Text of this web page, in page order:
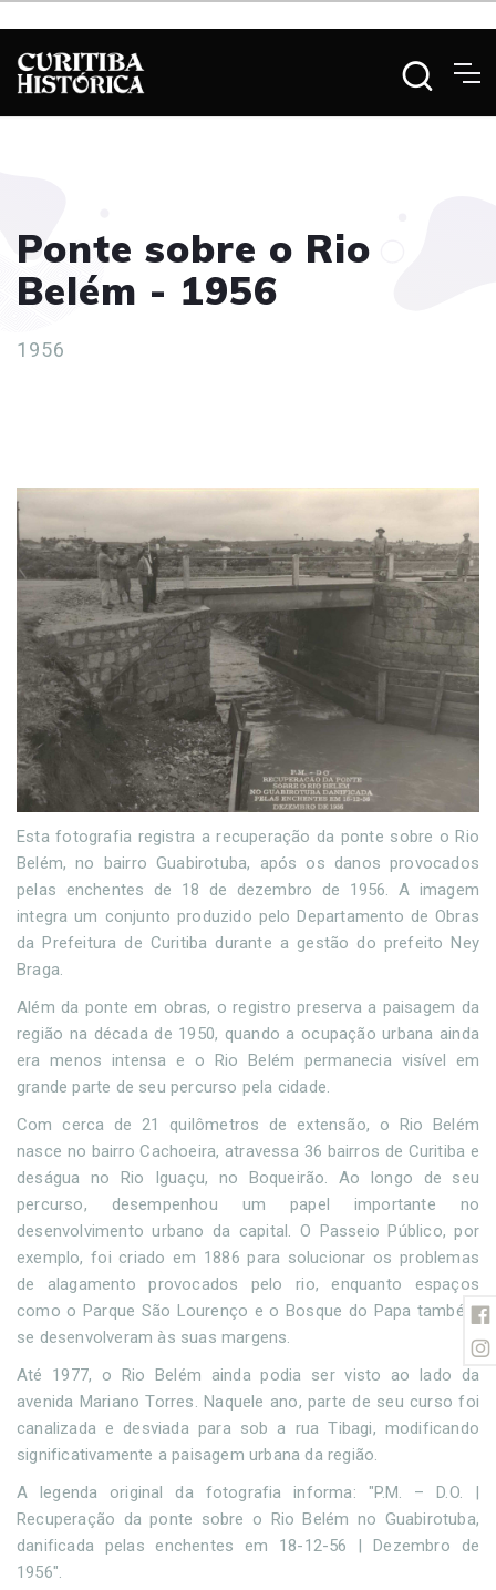
Ponte sobre o Rio
Belém - 1956
1956
Esta fotografia registra a recuperação da ponte sobre o Rio
Belém, no bairro Guabirotuba, após os danos provocados
pelas enchentes de 18 de dezembro de 1956. A imagem
integra um conjunto produzido pelo Departamento de Obras
da Prefeitura de Curitiba durante a gestão do prefeito Ney
Braga.
Além da ponte em obras, o registro preserva a paisagem da
região na década de 1950, quando a ocupação urbana ainda
era menos intensa e o Rio Belém permanecia visível em
grande parte de seu percurso pela cidade.
Com cerca de 21 quilômetros de extensão, o Rio Belém
nasce no bairro Cachoeira, atravessa 36 bairros de Curitiba e
deságua no Rio Iguaçu, no Boqueirão. Ao longo de seu
percurso, desempenhou um papel importante no
desenvolvimento urbano da capital. O Passeio Público, por
exemplo, foi criado em 1886 para solucionar os problemas
de alagamento provocados pelo rio, enquanto espaços
como o Parque São Lourenço e o Bosque do Papa também
se desenvolveram às suas margens.
Até 1977, o Rio Belém ainda podia ser visto ao lado da
avenida Mariano Torres. Naquele ano, parte de seu curso foi
canalizada e desviada para sob a rua Tibagi, modificando
significativamente a paisagem urbana da região.
A legenda original da fotografia informa: "P.M. – D.O. |
Recuperação da ponte sobre o Rio Belém no Guabirotuba,
danificada pelas enchentes em 18-12-56 | Dezembro de
1956".